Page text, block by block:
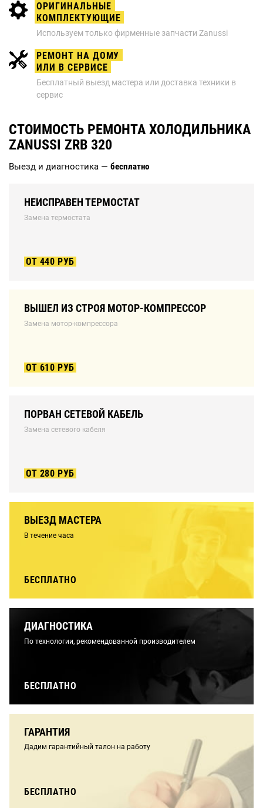
ОРИГИНАЛЬНЫЕ
КОМПЛЕКТУЮЩИЕ
Используем только фирменные запчасти Zanussi
РЕМОНТ НА ДОМУ
ИЛИ В СЕРВИСЕ
Бесплатный выезд мастера или доставка техники в
сервис
СТОИМОСТЬ РЕМОНТА ХОЛОДИЛЬНИКА
ZANUSSI ZRB 320
Выезд и диагностика — бесплатно
НЕИСПРАВЕН ТЕРМОСТАТ
Замена термостата
ОТ 440 РУБ
ВЫШЕЛ ИЗ СТРОЯ МОТОР-КОМПРЕССОР
Замена мотор-компрессора
ОТ 610 РУБ
ПОРВАН СЕТЕВОЙ КАБЕЛЬ
Замена сетевого кабеля
ОТ 280 РУБ
ВЫЕЗД МАСТЕРА
В течение часа
БЕСПЛАТНО
ДИАГНОСТИКА
По технологии, рекомендованной производителем
БЕСПЛАТНО
ГАРАНТИЯ
Дадим гарантийный талон на работу
БЕСПЛАТНО